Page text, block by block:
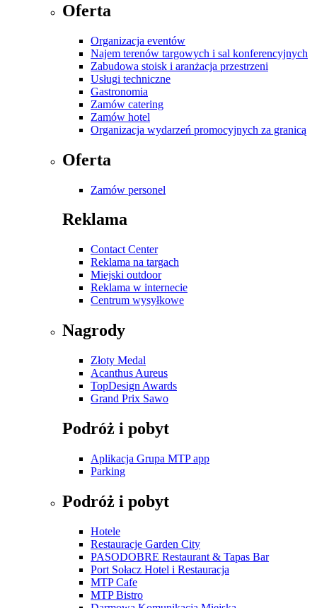
Oferta
Organizacja eventów
Najem terenów targowych i sal konferencyjnych
Zabudowa stoisk i aranżacja przestrzeni
Usługi techniczne
Gastronomia
Zamów catering
Zamów hotel
Organizacja wydarzeń promocyjnych za granicą
Oferta
Zamów personel
Reklama
Contact Center
Reklama na targach
Miejski outdoor
Reklama w internecie
Centrum wysyłkowe
Nagrody
Złoty Medal
Acanthus Aureus
TopDesign Awards
Grand Prix Sawo
Podróż i pobyt
Aplikacja Grupa MTP app
Parking
Podróż i pobyt
Hotele
Restauracje Garden City
PASODOBRE Restaurant & Tapas Bar
Port Sołacz Hotel i Restauracja
MTP Cafe
MTP Bistro